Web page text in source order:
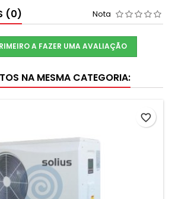
(0) Nota
A FAZER UMA AVALIAÇÃO
NA MESMA CATEGORIA:
favorite_border